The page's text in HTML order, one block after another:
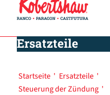
Ersatzteile
Startseite ' Ersatzteile '
Steuerung der Zündung '